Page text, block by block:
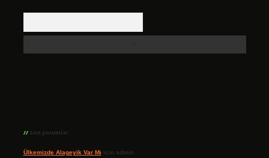
Son yorumlar
Ülkemizde Alageyik Var Mı için admin